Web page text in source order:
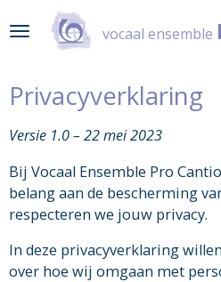
direct
hoofdinhoud
vocaal ensemble
Privacyverklaring
Versie 1.0 – 22 mei 2023
Bij Vocaal Ensemble Pro
belang aan de bescherming
respecteren we jouw privacy.
In deze privacyverklaring
over hoe wij omgaan met